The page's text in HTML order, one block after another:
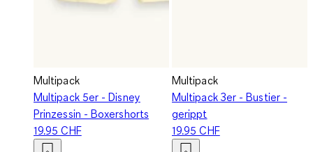
Multipack
Multipack 5er - Disney
Prinzessin - Boxershorts
19.95 CHF
Multipack
Multipack 3er - Bustier -
gerippt
19.95 CHF